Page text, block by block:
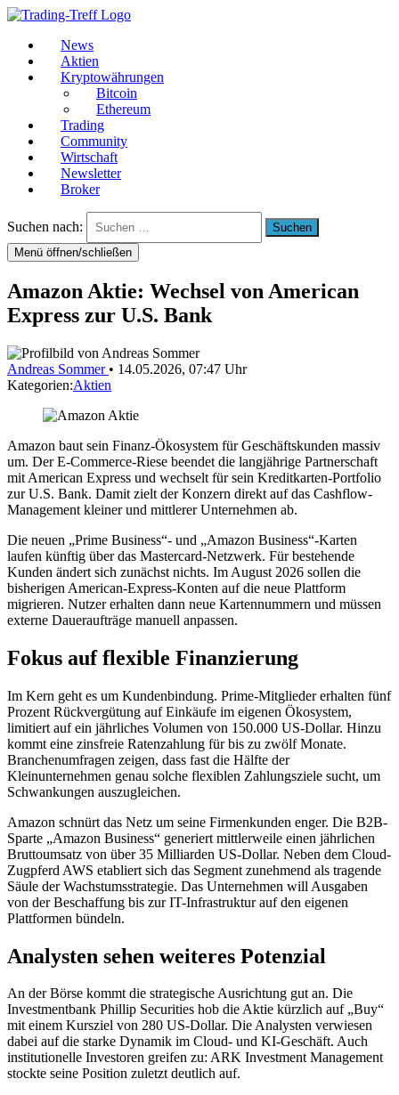
News
Aktien
Kryptowährungen
Bitcoin
Ethereum
Trading
Community
Wirtschaft
Newsletter
Broker
Suchen nach:
Menü öffnen/schließen
Amazon Aktie: Wechsel von American
Express zur U.S. Bank
Andreas Sommer • 14.05.2026, 07:47 Uhr
Kategorien:Aktien
Amazon baut sein Finanz-Ökosystem für Geschäftskunden massiv
um. Der E-Commerce-Riese beendet die langjährige Partnerschaft
mit American Express und wechselt für sein Kreditkarten-Portfolio
zur U.S. Bank. Damit zielt der Konzern direkt auf das Cashflow-
Management kleiner und mittlerer Unternehmen ab.
Die neuen „Prime Business“- und „Amazon Business“-Karten
laufen künftig über das Mastercard-Netzwerk. Für bestehende
Kunden ändert sich zunächst nichts. Im August 2026 sollen die
bisherigen American-Express-Konten auf die neue Plattform
migrieren. Nutzer erhalten dann neue Kartennummern und müssen
externe Daueraufträge manuell anpassen.
Fokus auf flexible Finanzierung
Im Kern geht es um Kundenbindung. Prime-Mitglieder erhalten fünf
Prozent Rückvergütung auf Einkäufe im eigenen Ökosystem,
limitiert auf ein jährliches Volumen von 150.000 US-Dollar. Hinzu
kommt eine zinsfreie Ratenzahlung für bis zu zwölf Monate.
Branchenumfragen zeigen, dass fast die Hälfte der
Kleinunternehmen genau solche flexiblen Zahlungsziele sucht, um
Schwankungen auszugleichen.
Amazon schnürt das Netz um seine Firmenkunden enger. Die B2B-
Sparte „Amazon Business“ generiert mittlerweile einen jährlichen
Bruttoumsatz von über 35 Milliarden US-Dollar. Neben dem Cloud-
Zugpferd AWS etabliert sich das Segment zunehmend als tragende
Säule der Wachstumsstrategie. Das Unternehmen will Ausgaben
von der Beschaffung bis zur IT-Infrastruktur auf den eigenen
Plattformen bündeln.
Analysten sehen weiteres Potenzial
An der Börse kommt die strategische Ausrichtung gut an. Die
Investmentbank Phillip Securities hob die Aktie kürzlich auf „Buy“
mit einem Kursziel von 280 US-Dollar. Die Analysten verwiesen
dabei auf die starke Dynamik im Cloud- und KI-Geschäft. Auch
institutionelle Investoren greifen zu: ARK Investment Management
stockte seine Position zuletzt deutlich auf.